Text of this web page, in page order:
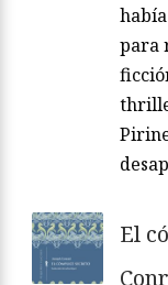
para
El